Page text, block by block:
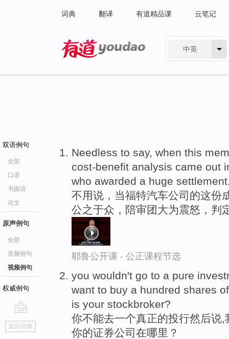
词典 翻译 有道精品课 云笔记
中英
双语例句
全部
口语
书面语
论文
原声例句
全部
音频例句
视频例句
权威例句
go
top
返回词典
Needless to say, when this
cost-benefit analysis came out
who awarded a huge
不用说，当福特汽车公司的这份
公之于众，陪审团大为震怒，判
耶鲁公开课 - 公正课程节选
you wouldn't go to a pure
want to buy a hundred shares
is your stockbroker?
你不能去一个真正的投行然后说
你的证券公司在哪里？